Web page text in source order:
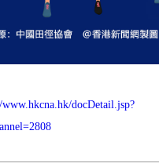
docDetail.jsp?